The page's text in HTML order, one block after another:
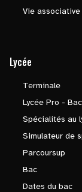
Vie associative
Lycée
Terminale
Lycée Pro -
Spécialités au
Simulateur de
Parcoursup
Bac
Dates du bac